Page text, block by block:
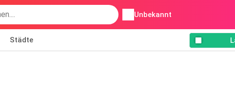
Unbekannt
Städte